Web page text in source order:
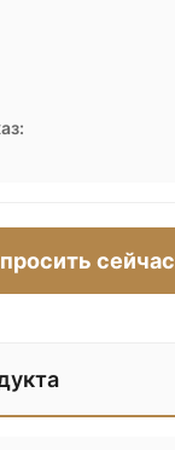
сейчас